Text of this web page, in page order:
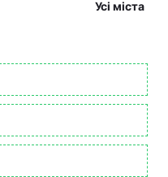
Усі міста